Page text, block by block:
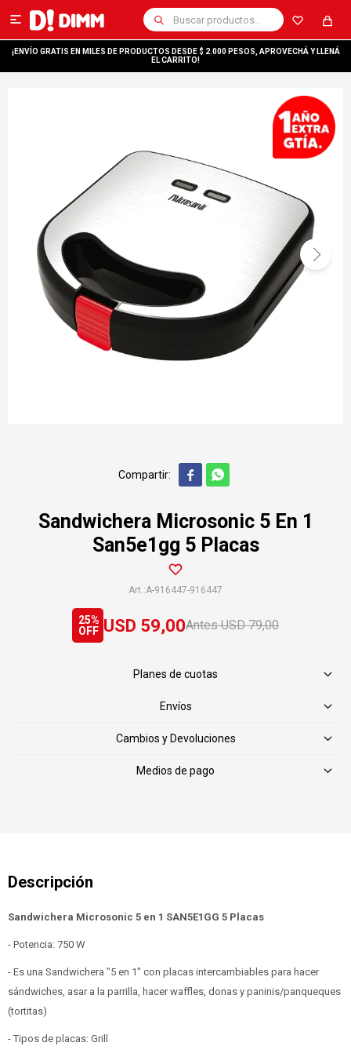

¡ENVÍO GRATIS EN MILES DE PRODUCTOS DESDE $ 2.000 PESOS, APROVECHÁ Y LLENÁ
EL CARRITO!
 
Sandwichera Microsonic 5 En 1
San5e1gg 5 Placas
A-916447-916447
USD 59,00 USD 79,00
25
Planes de cuotas
Envíos
Cambios y Devoluciones
Medios de pago
Sandwichera Microsonic 5 en 1 SAN5E1GG 5 Placas
- Potencia: 750 W
- Es una Sandwichera "5 en 1" con placas intercambiables para hacer
sándwiches, asar a la parrilla, hacer waffles, donas y paninis/panqueques
(tortitas)
- Tipos de placas: Grill